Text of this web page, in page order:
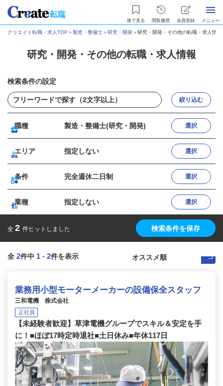
後で見る 閲覧履歴 会員登録 メニュー
クリエイト転職・求人TOP ＞製造・整備士＞研究・開発＞研究・開発・その他の転職・求人情報
研究・開発・その他の転職・求人情報
検索条件の設定
絞り込む
職種 製造・整備士(研究・開発) 選択
エリア 指定しない 選択
条件 完全週休二日制 選択
業種 指定しない 選択
全 2 件ヒットしました 検索条件を保存
全 2件中 1 - 2件を表示
業務用小型モーターメーカーの設備保全スタッフ
三和電機 株式会社
正社員
【未経験者歓迎】草津電機グループでスキル＆安定を手
に！■ほぼ17時定時退社■土日休み■年休117日